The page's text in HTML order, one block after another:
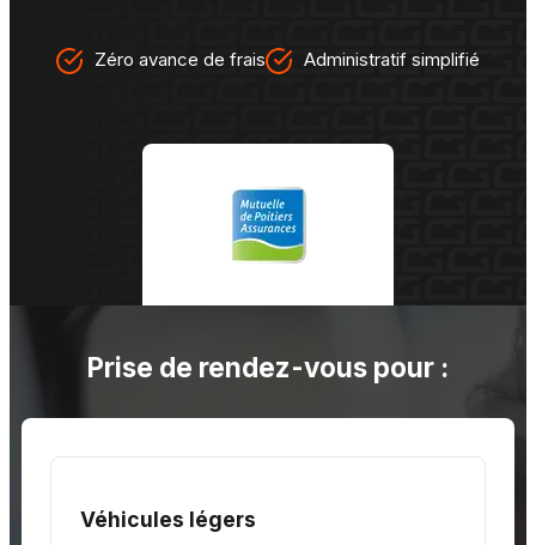
Zéro avance de frais Administratif simplifié
Prise de rendez-vous pour :
Véhicules légers